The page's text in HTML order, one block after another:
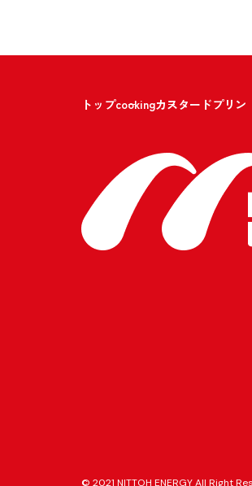
トップcookingカスタードプリン
© 2021 NITTOH ENERGY All Right